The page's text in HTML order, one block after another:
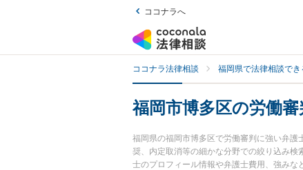
ココナラへ
ココナラ法律相談 福岡県で法律相談でき
福岡市博多区の労働
福岡県の福岡市博多区で労働審判に強い弁
奨、内定取消等の細かな分野での絞り込み
士のプロフィール情報や弁護士費用、強み